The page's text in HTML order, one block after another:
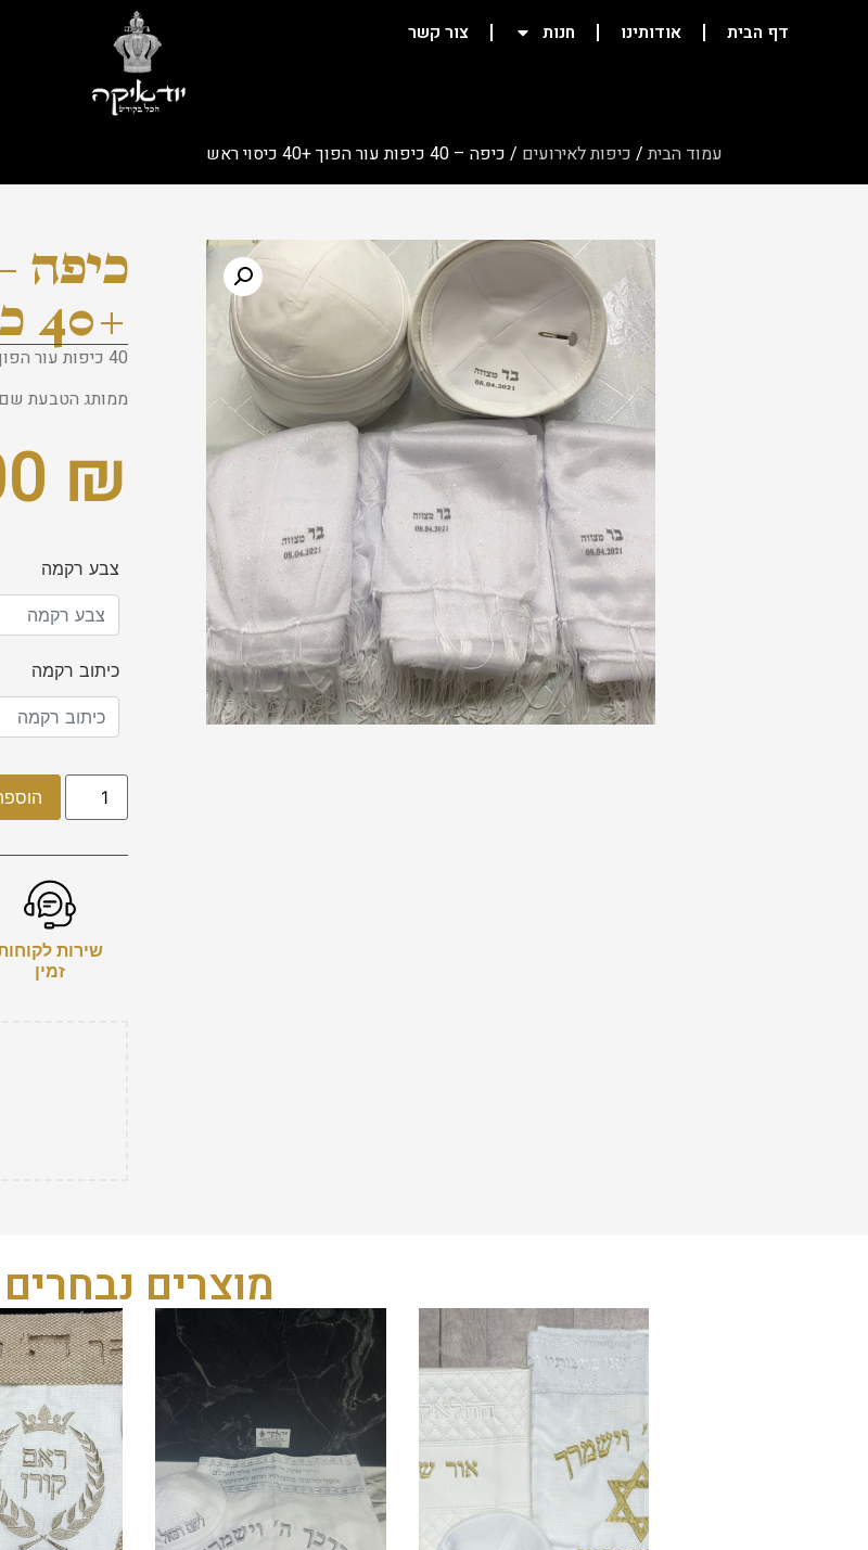
דף הבית אודותינו חנות צור קשר
עמוד הבית/ כיפות לאירועים / כיפה – 40 כיפות עור הפוך +40 כיסוי ראש
+40 כיסוי ראש
40 כיפות עור הפוך +40 כיסוי ראש
ממותג הטבעת
₪
צבע רקמה
כיתוב רקמה
שירות
זמין
מוצרים נבחרים